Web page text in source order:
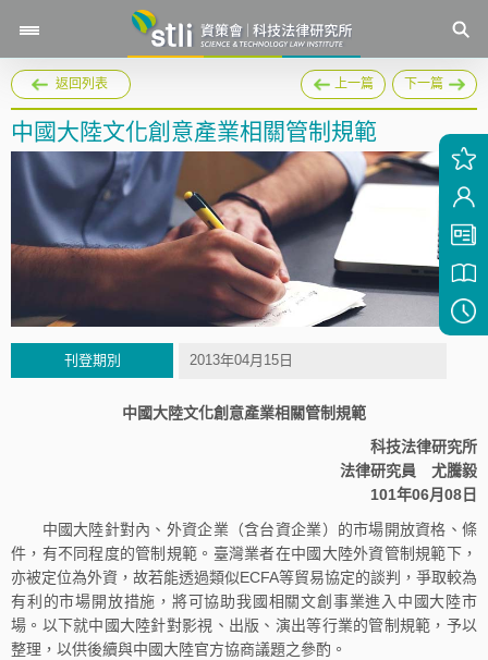
返回列表 上一篇 下一篇
中國大陸文化創意產業相關管制規範
刊登期別 2013年04月15日
中國大陸文化創意產業相關管制規範
科技法律研究所
法律研究員 尤騰毅
101年06月08日
中國大陸針對內、外資企業（含台資企業）的市場開放資格、條
件，有不同程度的管制規範。臺灣業者在中國大陸外資管制規範下，
亦被定位為外資，故若能透過類似ECFA等貿易協定的談判，爭取較為
有利的市場開放措施，將可協助我國相關文創事業進入中國大陸市
場。以下就中國大陸針對影視、出版、演出等行業的管制規範，予以
整理，以供後續與中國大陸官方協商議題之參酌。